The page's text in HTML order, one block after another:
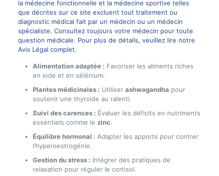
la médecine fonctionnelle et la médecine sportive telles
que décrites sur ce site excluent tout traitement ou
diagnostic médical fait par un médecin ou un médecin
spécialiste. Consultez toujours votre médecin pour toute
question médicale. Pour plus de détails, veuillez lire notre
Avis Légal complet.
Alimentation adaptée : Favoriser les aliments riches
en iode et en sélénium.
Plantes médicinales : Utiliser ashwagandha pour
soutenir une thyroïde au ralenti.
Suivi des carences : Évaluer les déficits en nutriments
essentiels comme le zinc.
Équilibre hormonal : Adapter les apports pour contrer
l’hyperoestrogénie.
Gestion du stress : Intégrer des pratiques de
relaxation pour réguler le cortisol.